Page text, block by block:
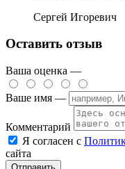
Сергей Игоревич
Оставить отзыв
Ваша оценка —
Ваше имя —
Комментарий
Я согласен с
сайта